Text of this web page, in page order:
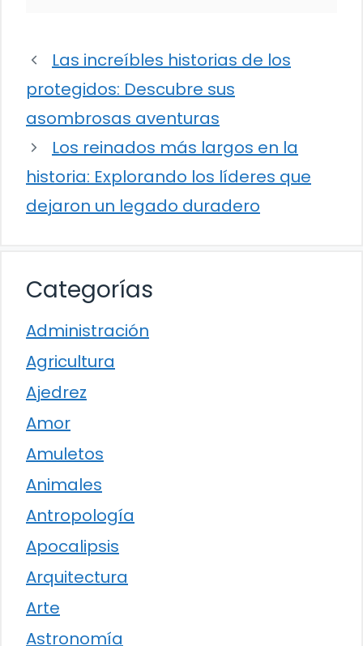
Las increíbles historias de los
protegidos: Descubre sus
asombrosas aventuras
Los reinados más largos en la
historia: Explorando los líderes que
dejaron un legado duradero
Categorías
Administración
Agricultura
Ajedrez
Amor
Amuletos
Animales
Antropología
Apocalipsis
Arquitectura
Arte
Astronomía